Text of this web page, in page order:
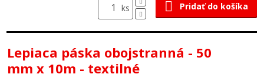
ks Pridať do košíka
Lepiaca páska obojstranná - 50
mm x 10m - textilné